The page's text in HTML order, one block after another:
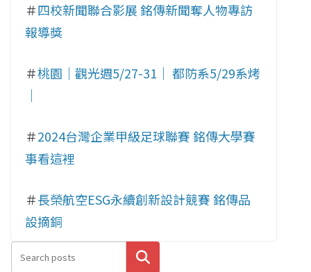
＃四校新聞聯合影展 銘傳新聞奪人物專訪
報導獎
＃桃園｜觀光週5/27-31｜ 都防系5/29系烤
｜
＃2024台灣企業甲級足球聯賽 銘傳大學賽
事看這裡
＃長榮航空ESG永續創新設計競賽 銘傳品
設摘銅
搜尋